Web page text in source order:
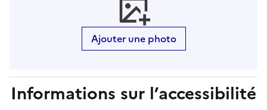
Ajouter une photo
Informations sur l’accessibilité